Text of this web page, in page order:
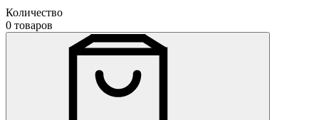
Количество
0 товаров